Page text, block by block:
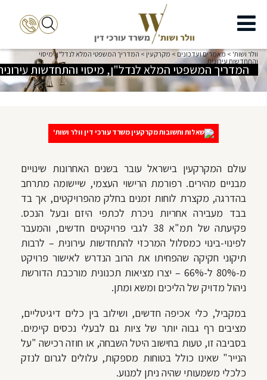
המדריך המשפטי המלא לנדל"ן, מיסוי והתחדשות
וולר ושות' > מאמרים ועדכונים > מקרקעין > המדריך המשפטי המלא לנדל"ן, מיסוי
והתחדשות עירונית
עולם המקרקעין בישראל עובר בשנים האחרונות שינויים
מבניים מהירים. רפורמת הרישוי העצמי, שיישומה מתרחב
בהדרגה, מקצרת לוחות זמנים בחלק מהפרויקטים, אך בד
בבד מעבירה אחריות ניכרת לכתפי היזם ובעל הנכס.
פקיעתה של תמ"א 38 לגבי פרויקטים חדשים, והמעבר
לפינוי-בינוי כמסלול המרכזי להתחדשות עירונית – לרבות
תיקוני חקיקה שהפחיתו את הרוב הנדרש לאישור פרויקט
מ-80% ל-66% – יצרו מציאות תכנונית מורכבת הדורשת
ניהול מדויק של הליכים ומשא ומתן.
במקביל, כלי אכיפה חדשים, ושילוב בין כלים דיגיטליים,
מציבים רף גבוה יותר של ציות גם לבעלי נכסים קיימים.
בסביבה זו, טעות בחישוב היטל השבחה, או חוזה רכישה "על
הנייר" שאינו כולל בטוחות מספקות, עלולים לגרום לנזק
כלכלי משמעותי שהיה ניתן למנוע.